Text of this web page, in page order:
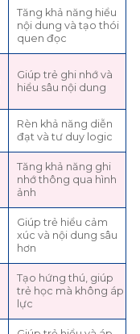
Tăng khả năng hiểu
nội dung và tạo thói
quen đọc
Giúp trẻ ghi nhớ và
hiểu sâu nội dung
Rèn khả năng diễn
đạt và tư duy logic
Tăng khả năng ghi
nhớ thông qua hình
ảnh
Giúp trẻ hiểu cảm
xúc và nội dung sâu
hơn
Tạo hứng thú, giúp
trẻ học mà không áp
lực